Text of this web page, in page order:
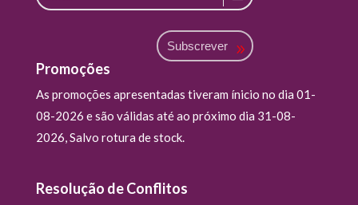
Subscrever
Promoções
As promoções apresentadas tiveram ínicio no dia 01-
08-2026 e são válidas até ao próximo dia 31-08-
2026, Salvo rotura de stock.
Resolução de Conflitos